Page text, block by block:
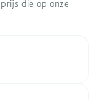
die op onze